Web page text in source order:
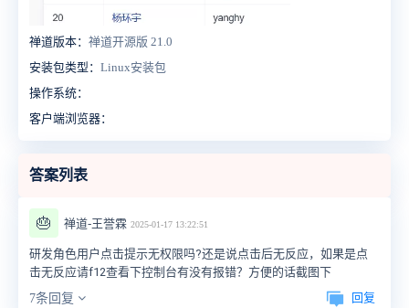
禅道版本： 禅道开源版 21.0
安装包类型： Linux安装包
操作系统：
客户端浏览器：
答案列表
🎂 禅道-王誉霖 2025-01-17 13:22:51
研发角色用户点击提示无权限吗?还是说点击后无反应，如果是点
击无反应请f12查看下控制台有没有报错？方便的话截图下
7条回复
回复